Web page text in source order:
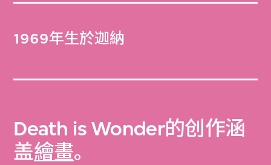
1969年生於迦納
Death is Wonder的创作涵
盖繪畫。